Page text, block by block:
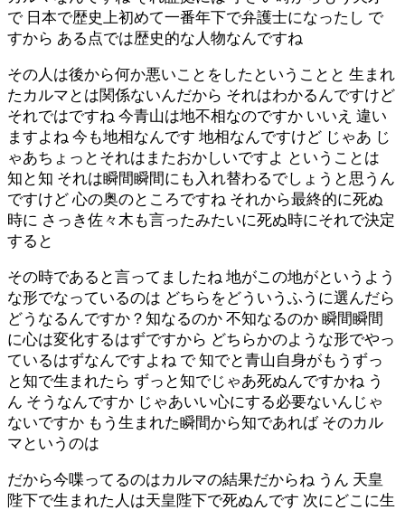
で 日本で歴史上初めて一番年下で弁護士になったし で
すから ある点では歴史的な人物なんですね
その人は後から何か悪いことをしたということと 生まれ
たカルマとは関係ないんだから それはわかるんですけど
それではですね 今青山は地不相なのですか いいえ 違い
ますよね 今も地相なんです 地相なんですけど じゃあ じ
ゃあちょっとそれはまたおかしいですよ ということは
知と知 それは瞬間瞬間にも入れ替わるでしょうと思うん
ですけど 心の奥のところですね それから最終的に死ぬ
時に さっき佐々木も言ったみたいに死ぬ時にそれで決定
すると
その時であると言ってましたね 地がこの地がというよう
な形でなっているのは どちらをどういうふうに選んだら
どうなるんですか？知なるのか 不知なるのか 瞬間瞬間
に心は変化するはずですから どちらかのような形でやっ
ているはずなんですよね で 知でと青山自身がもうずっ
と知で生まれたら ずっと知でじゃあ死ぬんですかね う
ん そうなんですか じゃあいい心にする必要ないんじゃ
ないですか もう生まれた瞬間から知であれば そのカル
マというのは
だから今喋ってるのはカルマの結果だからね うん 天皇
陛下で生まれた人は天皇陛下で死ぬんです 次にどこに生